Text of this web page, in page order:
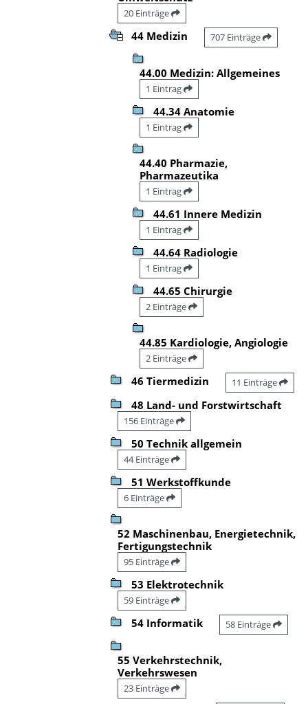
20 Einträge
44 Medizin 707 Einträge
44.00 Medizin: Allgemeines
1 Eintrag
44.34 Anatomie
1 Eintrag
44.40 Pharmazie,
Pharmazeutika
1 Eintrag
44.61 Innere Medizin
1 Eintrag
44.64 Radiologie
1 Eintrag
44.65 Chirurgie
2 Einträge
44.85 Kardiologie, Angiologie
2 Einträge
46 Tiermedizin 11 Einträge
48 Land- und Forstwirtschaft
156 Einträge
50 Technik allgemein
44 Einträge
51 Werkstoffkunde
6 Einträge
52 Maschinenbau, Energietechnik,
Fertigungstechnik
95 Einträge
53 Elektrotechnik
59 Einträge
54 Informatik 58 Einträge
55 Verkehrstechnik,
Verkehrswesen
23 Einträge